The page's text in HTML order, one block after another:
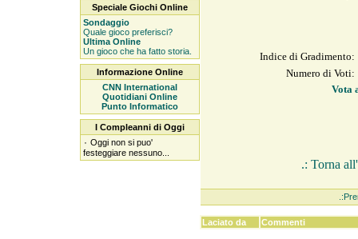
Speciale Giochi Online
Sondaggio
Quale gioco preferisci?
Ultima Online
Un gioco che ha fatto storia.
Informazione Online
CNN International
Quotidiani Online
Punto Informatico
I Compleanni di Oggi
۰ Oggi non si puo'
festeggiare nessuno...
Indice di Gradimento:
Numero di Voti:
Vota
.: Torna
Laciato da Commenti